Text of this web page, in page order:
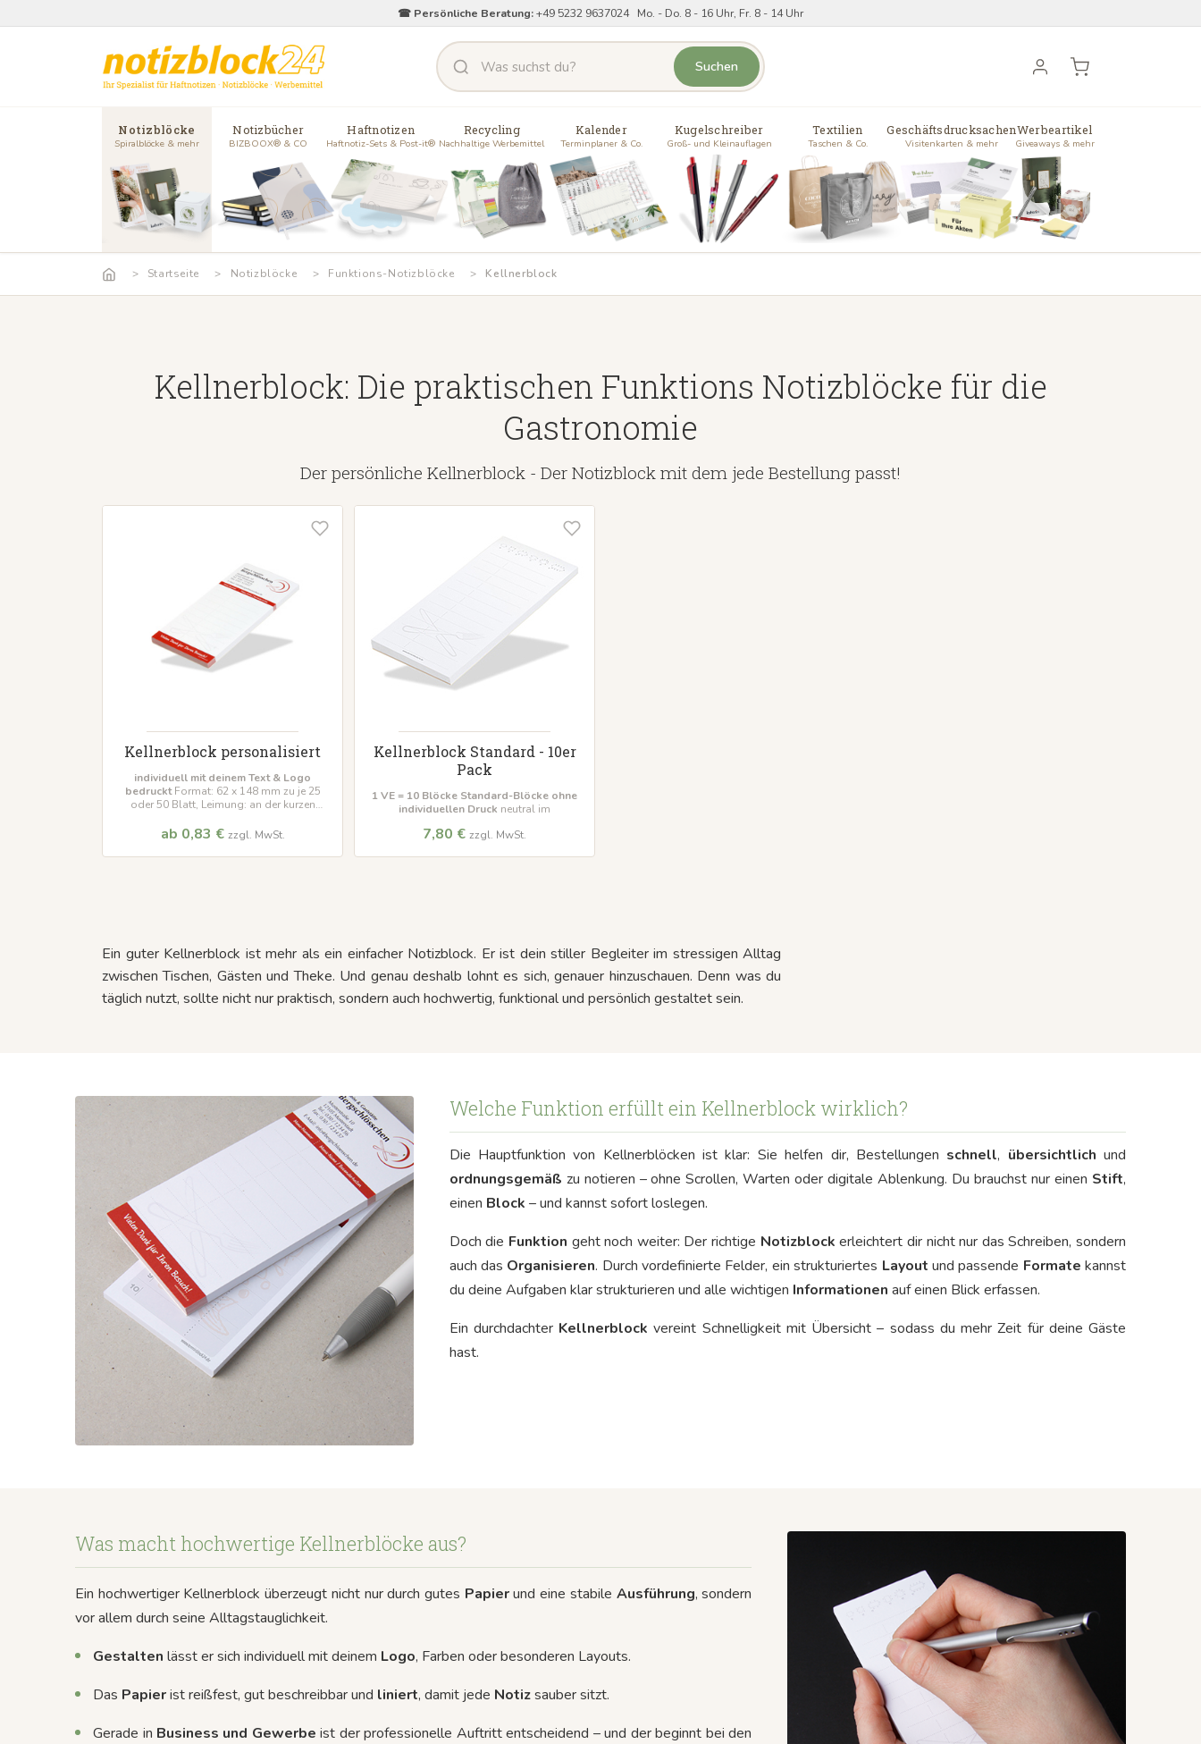
☎ Persönliche Beratung:+49 5232 9637024 Mo. - Do. 8 - 16 Uhr, Fr. 8 - 14 Uhr
Suchen
Notizblöcke
Spiralblöcke & mehr
Notizbücher
BIZBOOX® & CO
Haftnotizen
Haftnotiz-Sets & Post-it®
Recycling
Nachhaltige Werbemittel
Kalender
Terminplaner & Co.
Kugelschreiber
Groß- und Kleinauflagen
Textilien
Taschen & Co.
Geschäftsdrucksachen
Visitenkarten & mehr
Werbeartikel
Giveaways & mehr
Startseite Notizblöcke Funktions-Notizblöcke Kellnerblock
Kellnerblock: Die praktischen Funktions Notizblöcke für die
Gastronomie
Der persönliche Kellnerblock - Der Notizblock mit dem jede Bestellung passt!
Kellnerblock personalisiert
individuell mit deinem Text & Logo
bedrucktFormat: 62 x 148 mm zu je 25
oder 50 Blatt, Leimung: an der kurzen
ab 0,83 € zzgl. MwSt.
Kellnerblock Standard - 10er
Pack
1 VE = 10 Blöcke Standard-Blöcke ohne
individuellen Druck neutral im
7,80 € zzgl. MwSt.
Ein guter Kellnerblock ist mehr als ein einfacher Notizblock. Er ist dein stiller Begleiter im stressigen Alltag
zwischen Tischen, Gästen und Theke. Und genau deshalb lohnt es sich, genauer hinzuschauen. Denn was du
täglich nutzt, sollte nicht nur praktisch, sondern auch hochwertig, funktional und persönlich gestaltet sein.
Welche Funktion erfüllt ein Kellnerblock wirklich?
Die Hauptfunktion von Kellnerblöcken ist klar: Sie helfen dir, Bestellungen schnell, übersichtlich und
ordnungsgemäß zu notieren – ohne Scrollen, Warten oder digitale Ablenkung. Du brauchst nur einen Stift,
einen Block – und kannst sofort loslegen.
Doch die Funktion geht noch weiter: Der richtige Notizblock erleichtert dir nicht nur das Schreiben, sondern
auch das Organisieren. Durch vordefinierte Felder, ein strukturiertes Layout und passende Formate kannst
du deine Aufgaben klar strukturieren und alle wichtigen Informationen auf einen Blick erfassen.
Ein durchdachter Kellnerblock vereint Schnelligkeit mit Übersicht – sodass du mehr Zeit für deine Gäste
hast.
Was macht hochwertige Kellnerblöcke aus?
Ein hochwertiger Kellnerblock überzeugt nicht nur durch gutes Papierund eine stabile Ausführung, sondern
vor allem durch seine Alltagstauglichkeit.
Gestalten lässt er sich individuell mit deinem Logo, Farben oder besonderen Layouts.
Das Papierist reißfest, gut beschreibbar und liniert, damit jede Notizsauber sitzt.
Gerade in Business und Gewerbe ist der professionelle Auftritt entscheidend – und der beginnt bei den